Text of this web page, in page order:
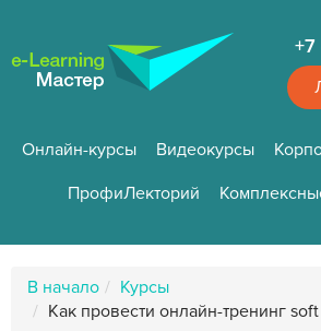
основному
содержанию
Онлайн-курсы Видеокурсы
ПрофиЛекторий
ПутьВ начало
Курсы
Как провести онлайн-тренинг